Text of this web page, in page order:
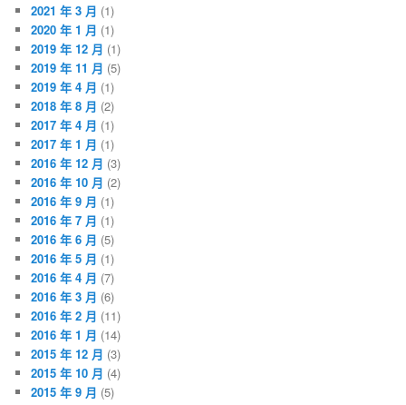
2021 年 3 月 (1)
2020 年 1 月 (1)
2019 年 12 月 (1)
2019 年 11 月 (5)
2019 年 4 月 (1)
2018 年 8 月 (2)
2017 年 4 月 (1)
2017 年 1 月 (1)
2016 年 12 月 (3)
2016 年 10 月 (2)
2016 年 9 月 (1)
2016 年 7 月 (1)
2016 年 6 月 (5)
2016 年 5 月 (1)
2016 年 4 月 (7)
2016 年 3 月 (6)
2016 年 2 月 (11)
2016 年 1 月 (14)
2015 年 12 月 (3)
2015 年 10 月 (4)
2015 年 9 月 (5)